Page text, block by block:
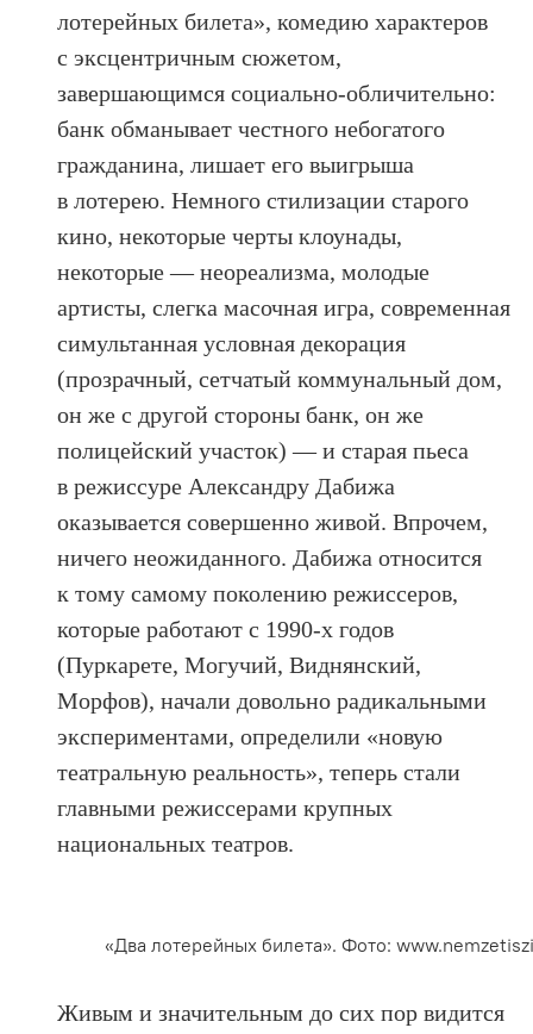
лотерейных билета», комедию характеров
с эксцентричным сюжетом,
завершающимся социально-обличительно:
банк обманывает честного небогатого
гражданина, лишает его выигрыша
в лотерею. Немного стилизации старого
кино, некоторые черты клоунады,
некоторые — неореализма, молодые
артисты, слегка масочная игра, современная
симультанная условная декорация
(прозрачный, сетчатый коммунальный дом,
он же с другой стороны банк, он же
полицейский участок) — и старая пьеса
в режиссуре Александру Дабижа
оказывается совершенно живой. Впрочем,
ничего неожиданного. Дабижа относится
к тому самому поколению режиссеров,
которые работают с 1990-х годов
(Пуркарете, Могучий, Виднянский,
Морфов), начали довольно радикальными
экспериментами, определили «новую
театральную реальность», теперь стали
главными режиссерами крупных
национальных театров.
«Два лотерейных билета». Фото:
Живым и значительным до сих пор видится